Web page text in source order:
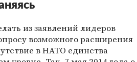
из заявлений лидеров
возможного расширения
в НАТО единства